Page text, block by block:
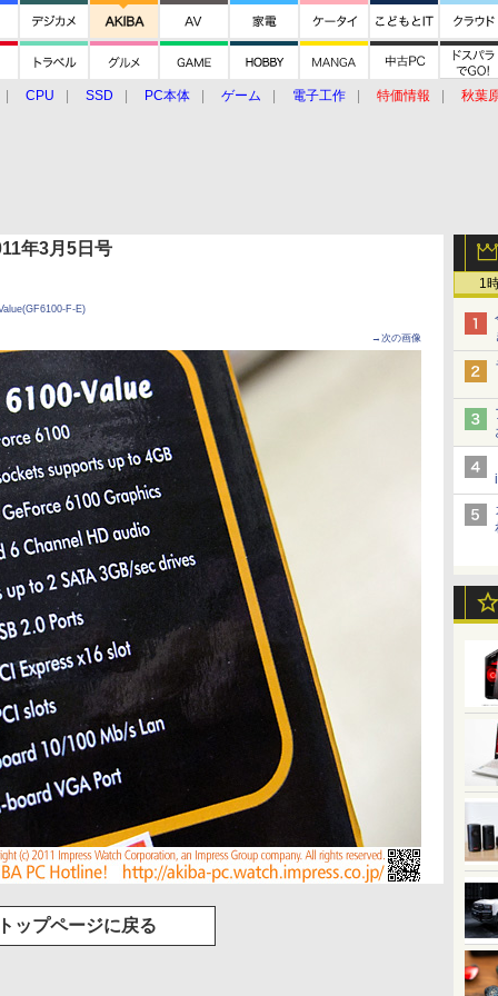
CPU SSD PC本体 ゲーム 電子工作 特価情報
秋葉
1
年3月5日号
F-E)
→次の画像
ップページに戻る